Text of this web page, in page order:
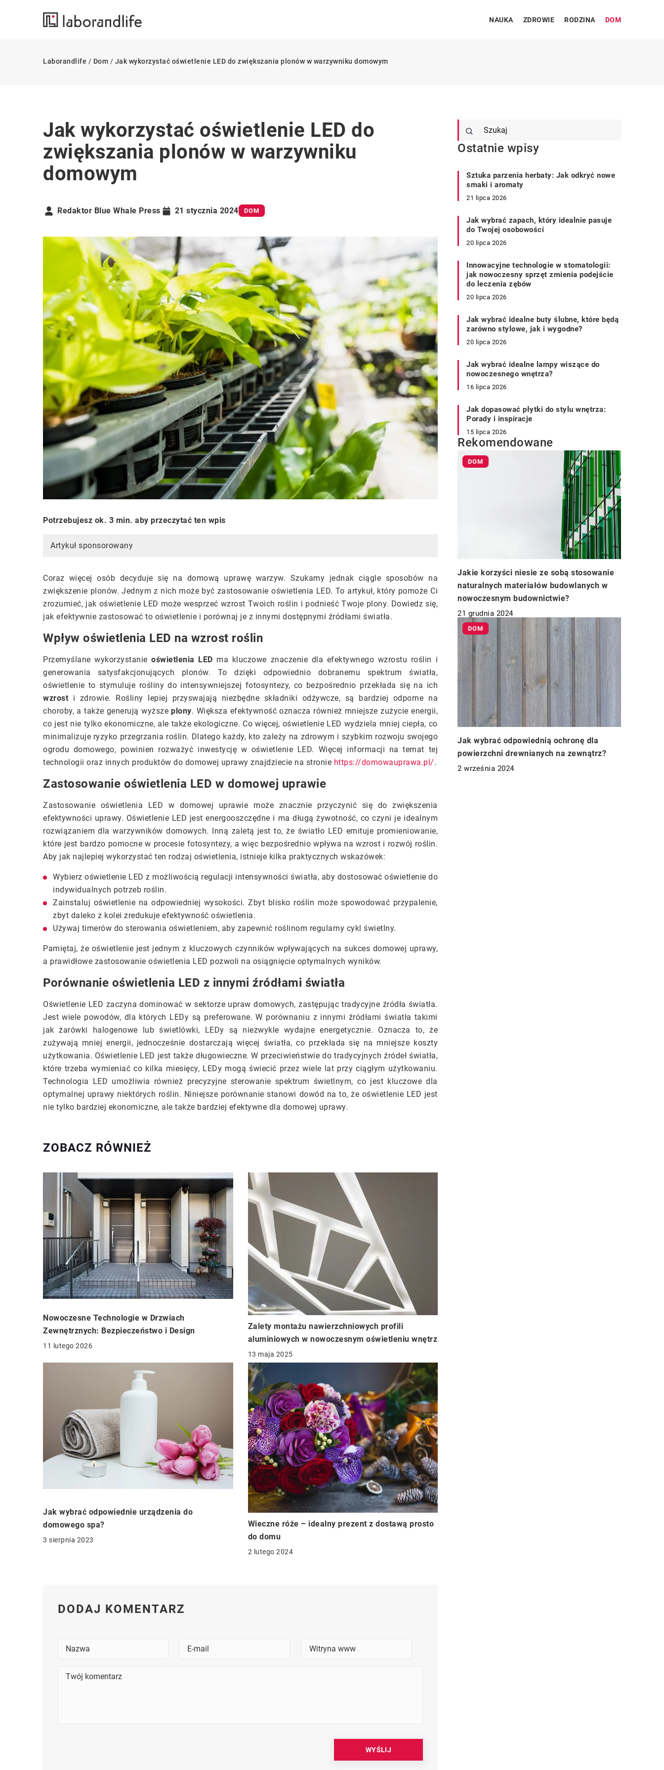
NAUKA ZDROWIE RODZINA DOM
Laborandlife / Dom / Jak wykorzystać oświetlenie LED do zwiększania plonów w warzywniku domowym
Jak wykorzystać oświetlenie LED do
zwiększania plonów w warzywniku
domowym
Redaktor Blue Whale Press 21 stycznia 2024 DOM
Potrzebujesz ok. 3 min. aby przeczytać ten wpis
Artykuł sponsorowany
Coraz więcej osób decyduje się na domową uprawę warzyw. Szukamy jednak ciągle sposobów na
zwiększenie plonów. Jednym z nich może być zastosowanie oświetlenia LED. To artykuł, który pomoże Ci
zrozumieć, jak oświetlenie LED może wesprzeć wzrost Twoich roślin i podnieść Twoje plony. Dowiedz się,
jak efektywnie zastosować to oświetlenie i porównaj je z innymi dostępnymi źródłami światła.
Wpływ oświetlenia LED na wzrost roślin
Przemyślane wykorzystanieoświetlenia LED ma kluczowe znaczenie dla efektywnego wzrostu roślin i
generowania satysfakcjonujących plonów. To dzięki odpowiednio dobranemu spektrum światła,
oświetlenie to stymuluje rośliny do intensywniejszej fotosyntezy, co bezpośrednio przekłada się na ich
wzrost i zdrowie. Rośliny lepiej przyswajają niezbędne składniki odżywcze, są bardziej odporne na
choroby, a także generują wyższeplony. Większa efektywność oznacza również mniejsze zużycie energii,
co jest nie tylko ekonomiczne, ale także ekologiczne. Co więcej, oświetlenie LED wydziela mniej ciepła, co
minimalizuje ryzyko przegrzania roślin. Dlatego każdy, kto zależy na zdrowym i szybkim rozwoju swojego
ogrodu domowego, powinien rozważyć inwestycję w oświetlenie LED. Więcej informacji na temat tej
technologii oraz innych produktów do domowej uprawy znajdziecie na stronie https://domowauprawa.pl/.
Zastosowanie oświetlenia LED w domowej uprawie
Zastosowanie oświetlenia LED w domowej uprawie może znacznie przyczynić się do zwiększenia
efektywności uprawy. Oświetlenie LED jest energooszczędne i ma długą żywotność, co czyni je idealnym
rozwiązaniem dla warzywników domowych. Inną zaletą jest to, że światło LED emituje promieniowanie,
które jest bardzo pomocne w procesie fotosyntezy, a więc bezpośrednio wpływa na wzrost i rozwój roślin.
Aby jak najlepiej wykorzystać ten rodzaj oświetlenia, istnieje kilka praktycznych wskazówek:
Wybierz oświetlenie LED z możliwością regulacji intensywności światła, aby dostosować oświetlenie do
indywidualnych potrzeb roślin.
Zainstaluj oświetlenie na odpowiedniej wysokości. Zbyt blisko roślin może spowodować przypalenie,
zbyt daleko z kolei zredukuje efektywność oświetlenia.
Używaj timerów do sterowania oświetleniem, aby zapewnić roślinom regularny cykl świetlny.
Pamiętaj, że oświetlenie jest jednym z kluczowych czynników wpływających na sukces domowej uprawy,
a prawidłowe zastosowanie oświetlenia LED pozwoli na osiągnięcie optymalnych wyników.
Porównanie oświetlenia LED z innymi źródłami światła
Oświetlenie LED zaczyna dominować w sektorze upraw domowych, zastępując tradycyjne źródła światła.
Jest wiele powodów, dla których LEDy są preferowane. W porównaniu z innymi źródłami światła takimi
jak żarówki halogenowe lub świetlówki, LEDy są niezwykle wydajne energetycznie. Oznacza to, że
zużywają mniej energii, jednocześnie dostarczają więcej światła, co przekłada się na mniejsze koszty
użytkowania. Oświetlenie LED jest także długowieczne. W przeciwieństwie do tradycyjnych źródeł światła,
które trzeba wymieniać co kilka miesięcy, LEDy mogą świecić przez wiele lat przy ciągłym użytkowaniu.
Technologia LED umożliwia również precyzyjne sterowanie spektrum świetlnym, co jest kluczowe dla
optymalnej uprawy niektórych roślin. Niniejsze porównanie stanowi dowód na to, że oświetlenie LED jest
nie tylko bardziej ekonomiczne, ale także bardziej efektywne dla domowej uprawy.
ZOBACZ RÓWNIEŻ
Nowoczesne Technologie w Drzwiach
Zewnętrznych: Bezpieczeństwo i Design
11 lutego 2026
Zalety montażu nawierzchniowych profili
aluminiowych w nowoczesnym oświetleniu wnętrz
13 maja 2025
Jak wybrać odpowiednie urządzenia do
domowego spa?
3 sierpnia 2023
Wieczne róże – idealny prezent z dostawą prosto
do domu
2 lutego 2024
DODAJ KOMENTARZ
Ostatnie wpisy
Sztuka parzenia herbaty: Jak odkryć nowe
smaki i aromaty
21 lipca 2026
Jak wybrać zapach, który idealnie pasuje
do Twojej osobowości
20 lipca 2026
Innowacyjne technologie w stomatologii:
jak nowoczesny sprzęt zmienia podejście
do leczenia zębów
20 lipca 2026
Jak wybrać idealne buty ślubne, które będą
zarówno stylowe, jak i wygodne?
20 lipca 2026
Jak wybrać idealne lampy wiszące do
nowoczesnego wnętrza?
16 lipca 2026
Jak dopasować płytki do stylu wnętrza:
Porady i inspiracje
15 lipca 2026
Rekomendowane
DOM
Jakie korzyści niesie ze sobą stosowanie
naturalnych materiałów budowlanych w
nowoczesnym budownictwie?
21 grudnia 2024
DOM
Jak wybrać odpowiednią ochronę dla
powierzchni drewnianych na zewnątrz?
2 września 2024